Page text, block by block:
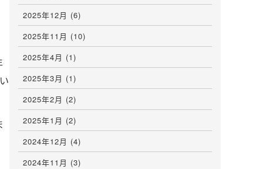
2025年12月 (6)
2025年11月 (10)
2025年4月 (1)
2025年3月 (1)
2025年2月 (2)
2025年1月 (2)
2024年12月 (4)
2024年11月 (3)